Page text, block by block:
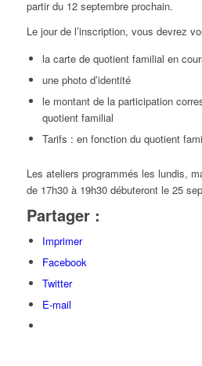
partir du 12 septembre prochain.
Le jour de l’inscription, vous devrez
la carte de quotient familial en
une photo d’identité
le montant de la participation
quotient familial
Tarifs : en fonction du quotient
Les ateliers programmés les lundis,
de 17h30 à 19h30 débuteront le 25
Partager :
Imprimer
Facebook
Twitter
E-mail